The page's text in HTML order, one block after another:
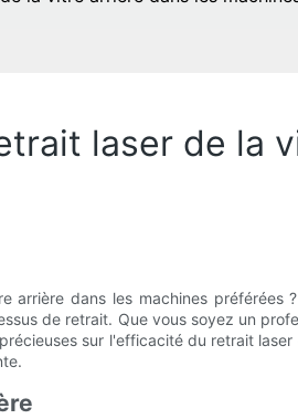
laser de la
arrière dans les machines
de retrait. Que vous soyez un
sur l'efficacité du retrait